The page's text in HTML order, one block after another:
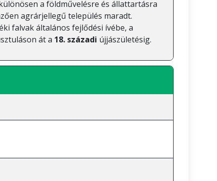
a földművelésre és állattartásra
agrárjellegű település maradt.
falvak általános fejlődési ívébe, a
át a 18. századi újjászületésig.